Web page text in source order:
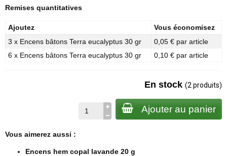
Remises quantitatives
Ajoutez
Vous économisez
3 x Encens bâtons Terra eucalyptus 30 gr
0,05 € par article
6 x Encens bâtons Terra eucalyptus 30 gr
0,10 € par article
En stock (2 produits)
Ajouter au panier
Vous aimerez aussi :
Encens hem copal lavande 20 g